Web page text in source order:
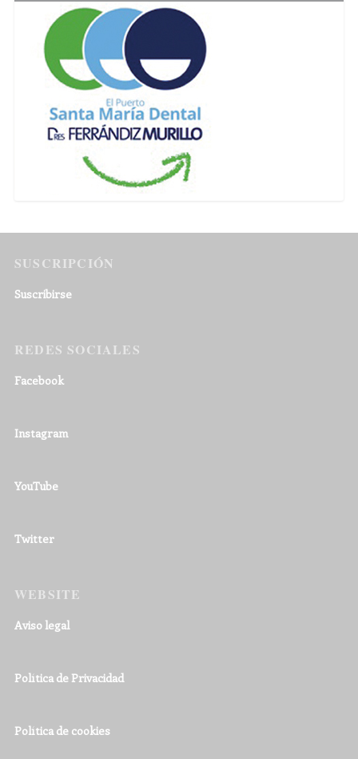
SUSCRIPCIÓN
Suscribirse
REDES SOCIALES
Facebook
Instagram
YouTube
Twitter
WEBSITE
Aviso legal
Política de Privacidad
Política de cookies